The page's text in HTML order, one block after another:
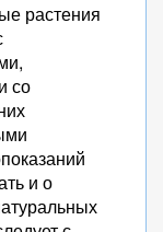
растения
со
и о